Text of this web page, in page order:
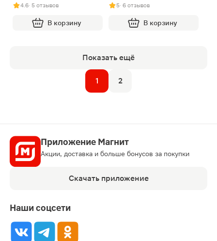
4.6· 5 отзывов
В корзину
5· 6 отзывов
В корзину
Показать ещё
1 2
Приложение Магнит
Акции, доставка и больше бонусов за покупки
Скачать приложение
Наши соцсети